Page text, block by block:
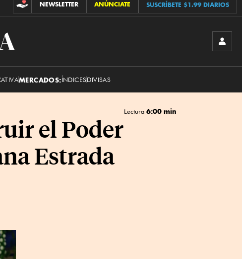
CONTRIBUCIONES
NEWSLETTER ANÚNCIATE SUSCRÍBETE $1.99 DIARIOS
MERCADOS:ÍNDICESDIVISAS
Lectura 6:00 min
el Poder
Estrada